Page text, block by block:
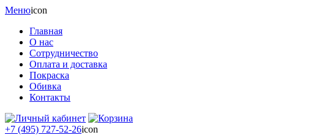
Менюicon
Главная
О нас
Сотрудничество
Оплата и доставка
Покраска
Обивка
Контакты
+7 (495) 727-52-26icon